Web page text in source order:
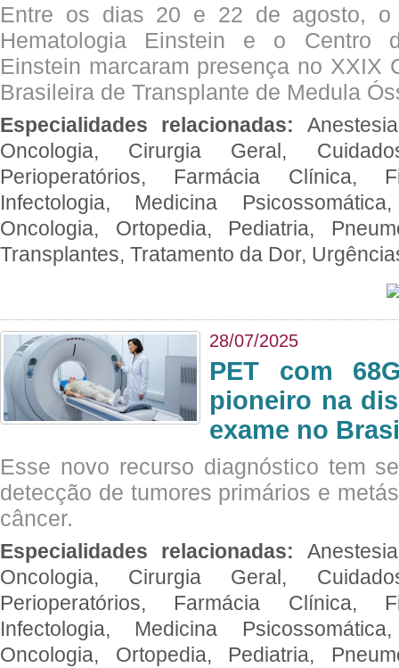
Entre os dias 20 e 22 de agosto, o
Hematologia Einstein e o Centro
Einstein marcaram presença no XXIX
Brasileira de Transplante de Medula
Especialidades relacionadas:
Oncologia, Cirurgia Geral,
Perioperatórios, Farmácia Clínica,
Infectologia, Medicina
Oncologia, Ortopedia, Pediatria,
Transplantes, Tratamento da Dor,
28/07/2025
PET com
pioneiro na
exame no
Esse novo recurso diagnóstico tem
detecção de tumores primários e
câncer.
Especialidades relacionadas:
Oncologia, Cirurgia Geral,
Perioperatórios, Farmácia Clínica,
Infectologia, Medicina
Oncologia, Ortopedia, Pediatria,